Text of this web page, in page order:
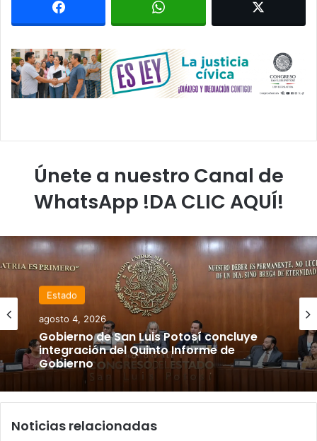
Únete a nuestro Canal de
WhatsApp !DA CLIC AQUÍ!
Estado
agosto 4, 2026
Gobierno de San Luis Potosí concluye
integración del Quinto Informe de
Gobierno
Noticias relacionadas